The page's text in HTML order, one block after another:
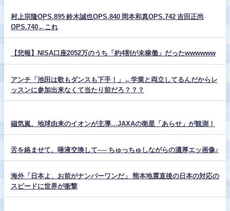
村上宗隆OPS.895 鈴木誠也OPS.840 岡本和真OPS.742 吉田正尚
OPS.740←これ
【悲報】NISA口座2052万のうち「約4割が未稼働」だったwwwwww
アンチ「池田は歌もダンスも下手！」←学業と両立してるんだからレ
ッスンに参加出来なくて当たり前だろ？？？
磁気嵐、地球由来のイオンが主導…JAXAの衛星「あらせ」が観測！
舌を絡ませて、唾液交換して── ちゅっちゅしながらの濃厚エッ画像♪
海外「日本よ、お前がナンバーワンだ」 熊本地震直後の日本の対応の
スピードに世界が衝撃